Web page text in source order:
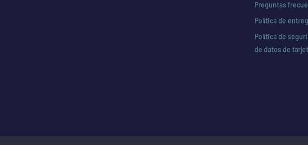
Preguntas
Política de
Política de
de datos de